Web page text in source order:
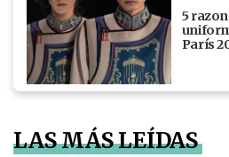
5
París
LAS MÁS LEÍDAS